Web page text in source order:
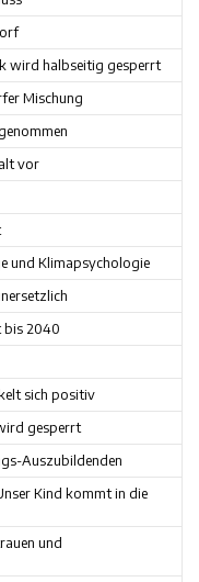
wird halbseitig gesperrt
Mischung
vor
und Klimapsychologie
bis 2040
sich positiv
gesperrt
Auszubildenden
Kind kommt in die
und